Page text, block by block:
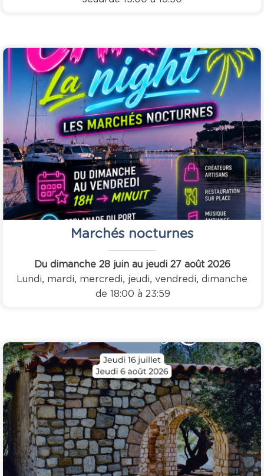
Marchés nocturnes
Du dimanche 28 juin au jeudi 27 août 2026
Lundi, mardi, mercredi, jeudi, vendredi, dimanche
de 18:00 à 23:59